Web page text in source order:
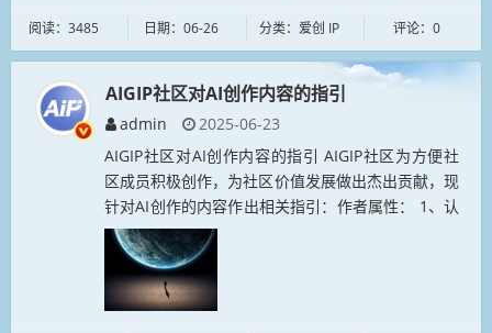
性： 1、表达中国传统文化的“...
阅读：3485 日期：06-26 分类：爱创 IP 评论：0
AIGIP社区对AI创作内容的指引
admin
2025-06-23
AIGIP社区对AI创作内容的指引 AIGIP社区为方便社
区成员积极创作，为社区价值发展做出杰出贡献，现
针对AI创作的内容作出相关指引：作者属性： 1、认
可AIGIP社区的创作理念，愿为中国传统文...